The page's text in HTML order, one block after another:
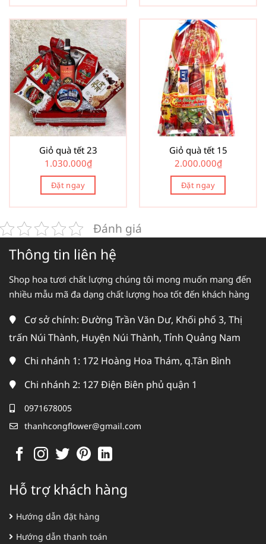
Giỏ quà tết 23
1.030.000₫
Đặt ngay
Giỏ quà tết 15
2.000.000₫
Đặt ngay
Đánh giá
Thông tin liên hệ
Shop hoa tươi chất lượng chúng tôi mong muốn mang đến
nhiều mẫu mã đa dạng chất lượng hoa tốt đến khách hàng
Cơ sở chính: Đường Trần Văn Dư, Khối phố 3, Thị
trấn Núi Thành, Huyện Núi Thành, Tỉnh Quảng Nam
Chi nhánh 1: 172 Hoàng Hoa Thám, q.Tân Bình
Chi nhánh 2: 127 Điện Biên phủ quận 1
0971678005
thanhcongflower@gmail.com
Hỗ trợ khách hàng
Hướng dẫn đặt hàng
Hướng dẫn thanh toán